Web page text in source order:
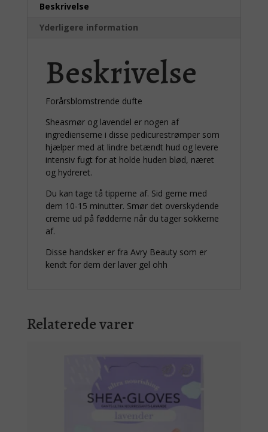
Beskrivelse
Yderligere information
Beskrivelse
Forårsblomstrende dufte
Sheasmør og lavendel er nogen af
ingredienserne i disse pedicurestrømper som
hjælper med at lindre betændt hud og levere
intensiv fugt for at holde huden blød, næret
og hydreret.
Du kan tage tå tipperne af. Sid gerne med
dem 10-15 minutter. Smør det overskydende
creme ud på fødderne når du tager sokkerne
af.
Disse handsker er fra Avry Beauty som er
kendt for dem der laver gel ohh
Relaterede varer